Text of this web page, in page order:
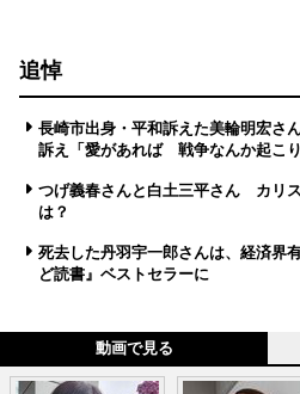
追悼
長崎市出身・平和訴えた美輪明宏
訴え「愛があれば 戦争なんか起こり
つげ義春さんと白土三平さん カリ
は？
死去した丹羽宇一郎さんは、経済
ど読書』ベストセラーに
動画で見る